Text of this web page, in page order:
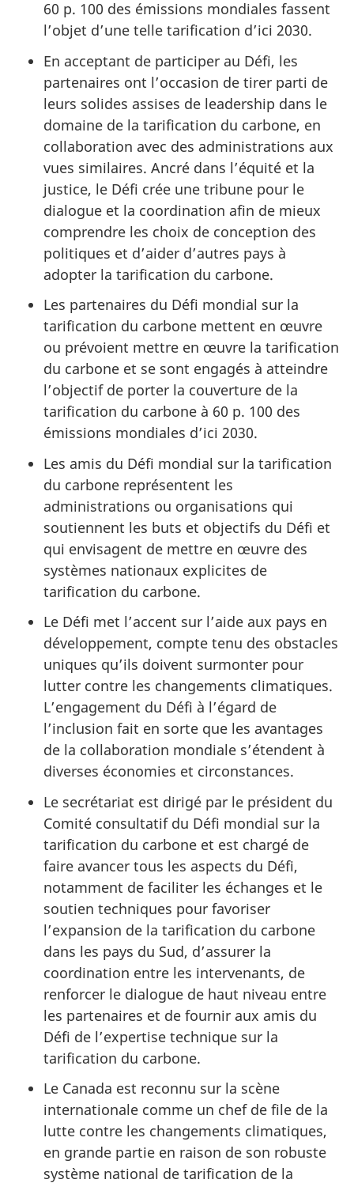
60 p. 100 des émissions mondiales fassent
l’objet d’une telle tarification d’ici 2030.
En acceptant de participer au Défi, les
partenaires ont l’occasion de tirer parti de
leurs solides assises de leadership dans le
domaine de la tarification du carbone, en
collaboration avec des administrations aux
vues similaires. Ancré dans l’équité et la
justice, le Défi crée une tribune pour le
dialogue et la coordination afin de mieux
comprendre les choix de conception des
politiques et d’aider d’autres pays à
adopter la tarification du carbone.
Les partenaires du Défi mondial sur la
tarification du carbone mettent en œuvre
ou prévoient mettre en œuvre la tarification
du carbone et se sont engagés à atteindre
l’objectif de porter la couverture de la
tarification du carbone à 60 p. 100 des
émissions mondiales d’ici 2030.
Les amis du Défi mondial sur la tarification
du carbone représentent les
administrations ou organisations qui
soutiennent les buts et objectifs du Défi et
qui envisagent de mettre en œuvre des
systèmes nationaux explicites de
tarification du carbone.
Le Défi met l’accent sur l’aide aux pays en
développement, compte tenu des obstacles
uniques qu’ils doivent surmonter pour
lutter contre les changements climatiques.
L’engagement du Défi à l’égard de
l’inclusion fait en sorte que les avantages
de la collaboration mondiale s’étendent à
diverses économies et circonstances.
Le secrétariat est dirigé par le président du
Comité consultatif du Défi mondial sur la
tarification du carbone et est chargé de
faire avancer tous les aspects du Défi,
notamment de faciliter les échanges et le
soutien techniques pour favoriser
l’expansion de la tarification du carbone
dans les pays du Sud, d’assurer la
coordination entre les intervenants, de
renforcer le dialogue de haut niveau entre
les partenaires et de fournir aux amis du
Défi de l’expertise technique sur la
tarification du carbone.
Le Canada est reconnu sur la scène
internationale comme un chef de file de la
lutte contre les changements climatiques,
en grande partie en raison de son robuste
système national de tarification de la